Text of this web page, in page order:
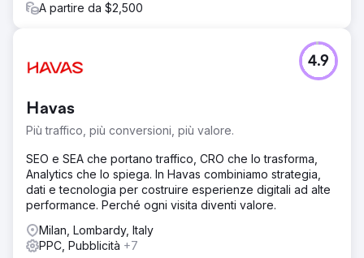
A partire da $2,500
Havas
Più traffico, più conversioni, più valore.
4.9
SEO e SEA che portano traffico, CRO che lo trasforma,
Analytics che lo spiega. In Havas combiniamo strategia,
dati e tecnologia per costruire esperienze digitali ad alte
performance. Perché ogni visita diventi valore.
Milan, Lombardy, Italy
PPC, Pubblicità +7